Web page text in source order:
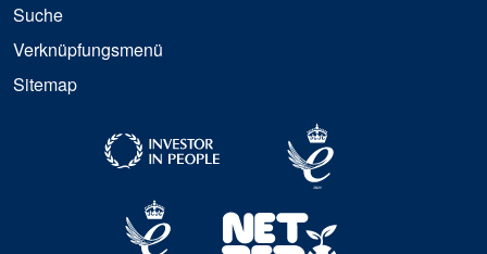
Suche
Verknüpfungsmenü
Sitemap